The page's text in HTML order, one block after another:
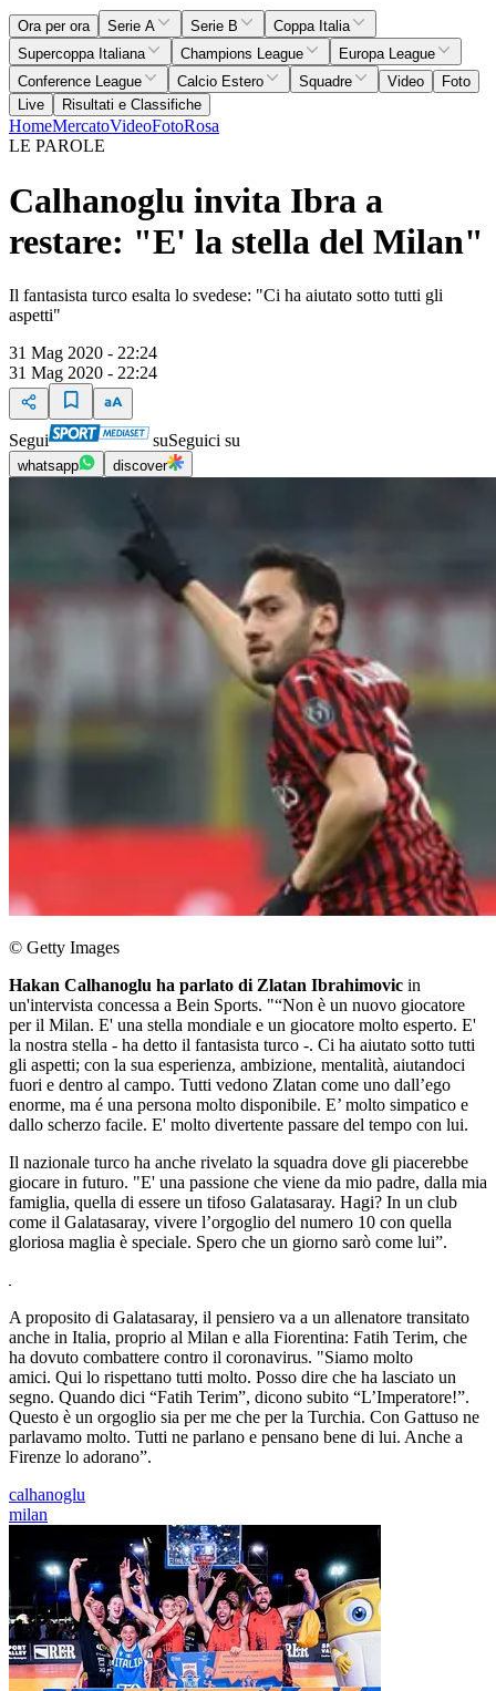
Ora per ora Serie A Serie B
Coppa Italia
Supercoppa Italiana
Champions League
Europa League
Conference League
Calcio Estero Squadre Video
Foto
Live
Risultati e Classifiche
HomeMercatoVideoFotoRosa
LE PAROLE
Calhanoglu invita Ibra a
restare: "E' la stella del Milan"
Il fantasista turco esalta lo svedese: "Ci ha aiutato sotto tutti gli
aspetti"
31 Mag 2020 - 22:24
31 Mag 2020 - 22:24
Segui suSeguici su
whatsapp discover
© Getty Images
Hakan Calhanoglu ha parlato di Zlatan Ibrahimovic in
un'intervista concessa a Bein Sports. "“Non è un nuovo giocatore
per il Milan. E' una stella mondiale e un giocatore molto esperto. E'
la nostra stella - ha detto il fantasista turco -. Ci ha aiutato sotto tutti
gli aspetti; con la sua esperienza, ambizione, mentalità, aiutandoci
fuori e dentro al campo. Tutti vedono Zlatan come uno dall’ego
enorme, ma é una persona molto disponibile. E’ molto simpatico e
dallo scherzo facile. E' molto divertente passare del tempo con lui.
Il nazionale turco ha anche rivelato la squadra dove gli piacerebbe
giocare in futuro. "E' una passione che viene da mio padre, dalla mia
famiglia, quella di essere un tifoso Galatasaray. Hagi? In un club
come il Galatasaray, vivere l’orgoglio del numero 10 con quella
gloriosa maglia è speciale. Spero che un giorno sarò come lui”.
A proposito di Galatasaray, il pensiero va a un allenatore transitato
anche in Italia, proprio al Milan e alla Fiorentina: Fatih Terim, che
ha dovuto combattere contro il coronavirus. "Siamo molto
amici. Qui lo rispettano tutti molto. Posso dire che ha lasciato un
segno. Quando dici “Fatih Terim”, dicono subito “L’Imperatore!”.
Questo è un orgoglio sia per me che per la Turchia. Con Gattuso ne
parlavamo molto. Tutti ne parlano e pensano bene di lui. Anche a
Firenze lo adorano”.
calhanoglu
milan